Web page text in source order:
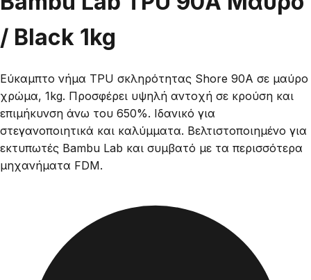
/ Black 1kg
Εύκαμπτο νήμα TPU σκληρότητας Shore 90A σε μαύρο
χρώμα, 1kg. Προσφέρει υψηλή αντοχή σε κρούση και
επιμήκυνση άνω του 650%. Ιδανικό για
στεγανοποιητικά και καλύμματα. Βελτιστοποιημένο για
εκτυπωτές Bambu Lab και συμβατό με τα περισσότερα
μηχανήματα FDM.